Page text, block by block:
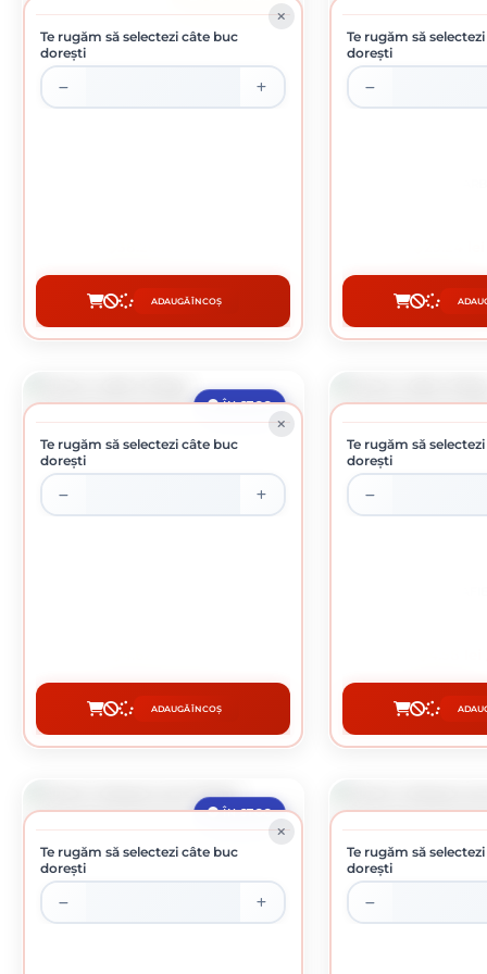
CUMPĂRĂ
Te rugăm să selectezi câte buc
dorești
ADAUGĂ ÎN COȘ
Te rugăm să
dorești
ÎN STOC
CUMPĂRĂ
Te rugăm să selectezi câte buc
dorești
ADAUGĂ ÎN COȘ
Te rugăm să
dorești
ÎN STOC
Te rugăm să selectezi câte buc
dorești
Te rugăm să
dorești